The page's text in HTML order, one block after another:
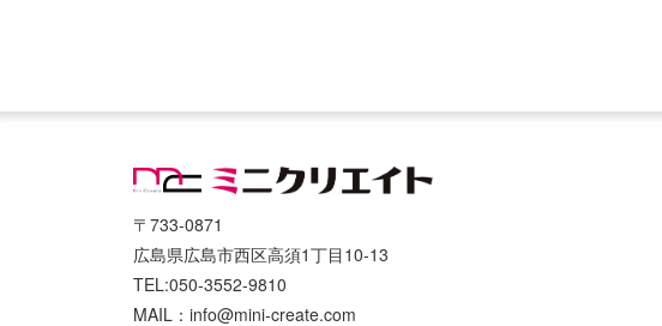
〒733-0871
広島県広島市西区高須1丁目10-13
TEL:050-3552-9810
MAIL：info@mini-create.com